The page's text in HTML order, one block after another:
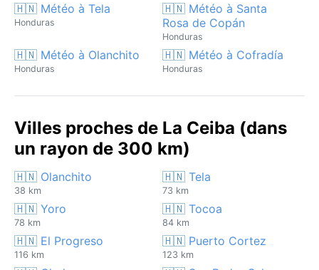
🇭🇳 Météo à Tela
Honduras
🇭🇳 Météo à Santa
Rosa de Copán
Honduras
🇭🇳 Météo à Olanchito
Honduras
🇭🇳 Météo à Cofradía
Honduras
Villes proches de La Ceiba (dans
un rayon de 300 km)
🇭🇳 Olanchito
38 km
🇭🇳 Tela
73 km
🇭🇳 Yoro
78 km
🇭🇳 Tocoa
84 km
🇭🇳 El Progreso
116 km
🇭🇳 Puerto Cortez
123 km